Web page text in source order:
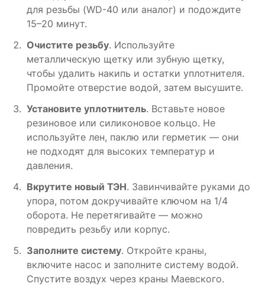
для резьбы (WD-40 или аналог) и подождите
15–20 минут.
Очистите резьбу. Используйте
металлическую щетку или зубную щетку,
чтобы удалить накипь и остатки уплотнителя.
Промойте отверстие водой, затем высушите.
Установите уплотнитель. Вставьте новое
резиновое или силиконовое кольцо. Не
используйте лен, паклю или герметик — они
не подходят для высоких температур и
давления.
Вкрутите новый ТЭН. Завинчивайте руками до
упора, потом докручивайте ключом на 1/4
оборота. Не перетягивайте — можно
повредить резьбу или корпус.
Заполните систему. Откройте краны,
включите насос и заполните систему водой.
Спустите воздух через краны Маевского.